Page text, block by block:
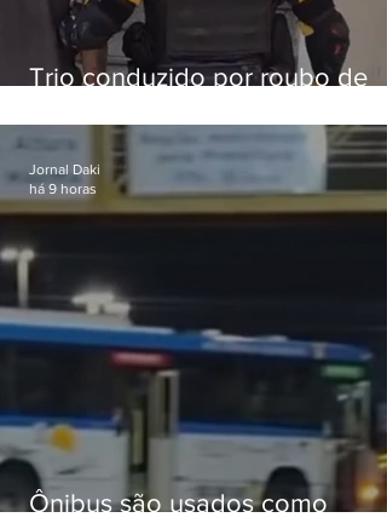
Trio conduzido por roubo de
passagens
Ônibus são usados como
Jornal Daki
há 9 horas